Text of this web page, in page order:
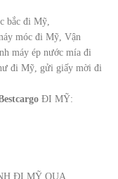
bắc đi Mỹ,
móc đi Mỹ, Vận
máy ép nước mía đi
đi Mỹ, gửi giấy mời đi
ĐI MỸ:
ĐI MỸ QUA